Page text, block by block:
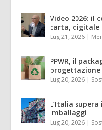
Video 2026: il
carta, digitale
Lug 21, 2026 |
PPWR, il
Lug 20, 2026 |
L’Italia
imballaggi
Lug 20, 2026 |